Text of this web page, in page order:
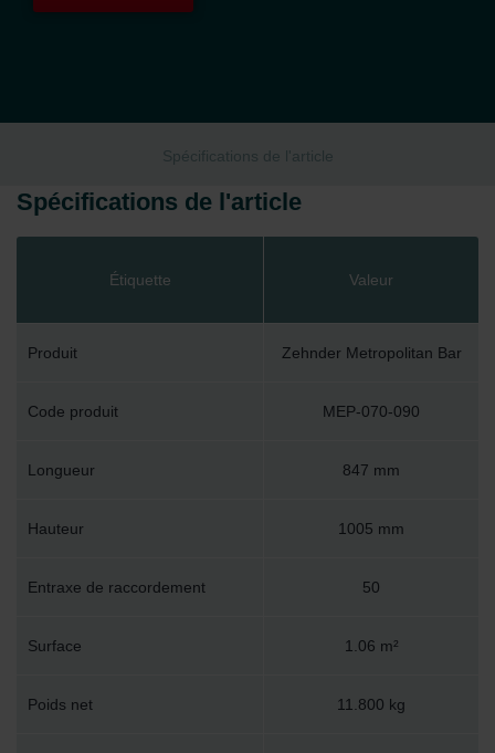
Spécifications de l'article
Spécifications de l'article
Étiquette Valeur
Produit Zehnder Metropolitan Bar
Code produit MEP-070-090
Longueur 847 mm
Hauteur 1005 mm
Entraxe de raccordement 50
Surface 1.06 m²
Poids net 11.800 kg